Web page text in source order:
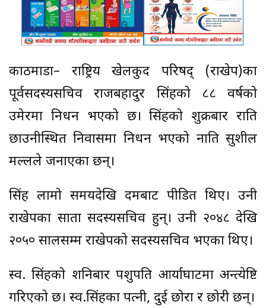
काठमाडौं– राष्ट्रिय खेलकुद परिषद् (राखेप)का
पूर्वसदस्यसचिव राजबहादुर सिंहको ८८ वर्षको
उमेरमा निधन भएको छ। सिंहको शुक्रबार राति
छाउनीस्थित निवासमा निधन भएको नाति सुशील
मल्लले जनाएका छन्।
सिंह लामो समयदेखि दमबाट पीडित थिए। उनी
राखेपका सातौं सदस्यसचिव हुन्। उनी २०४८ देखि
२०५० सालसम्म राखेपको सदस्यसचिव भएका थिए।
स्व. सिंहको शनिबार पशुपति आर्याघाटमा अन्त्येष्टि
गरिएको छ। स्व.सिंहका पत्नी, दुई छोरा र छोरी छन्।